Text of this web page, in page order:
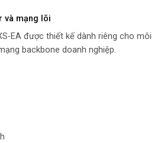
và mạng lõi
EA được thiết kế dành riêng cho môi
backbone doanh nghiệp.